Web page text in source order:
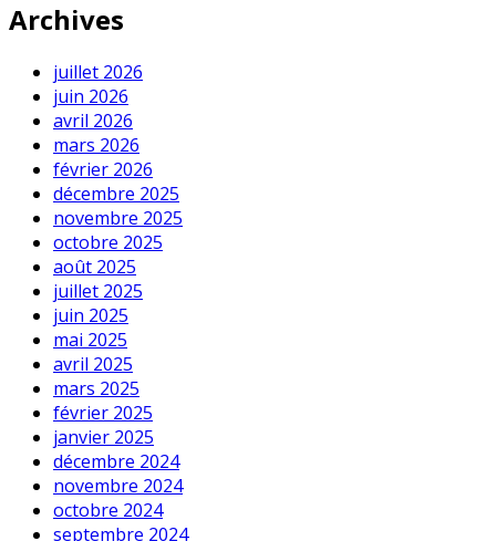
Archives
juillet 2026
juin 2026
avril 2026
mars 2026
février 2026
décembre 2025
novembre 2025
octobre 2025
août 2025
juillet 2025
juin 2025
mai 2025
avril 2025
mars 2025
février 2025
janvier 2025
décembre 2024
novembre 2024
octobre 2024
septembre 2024